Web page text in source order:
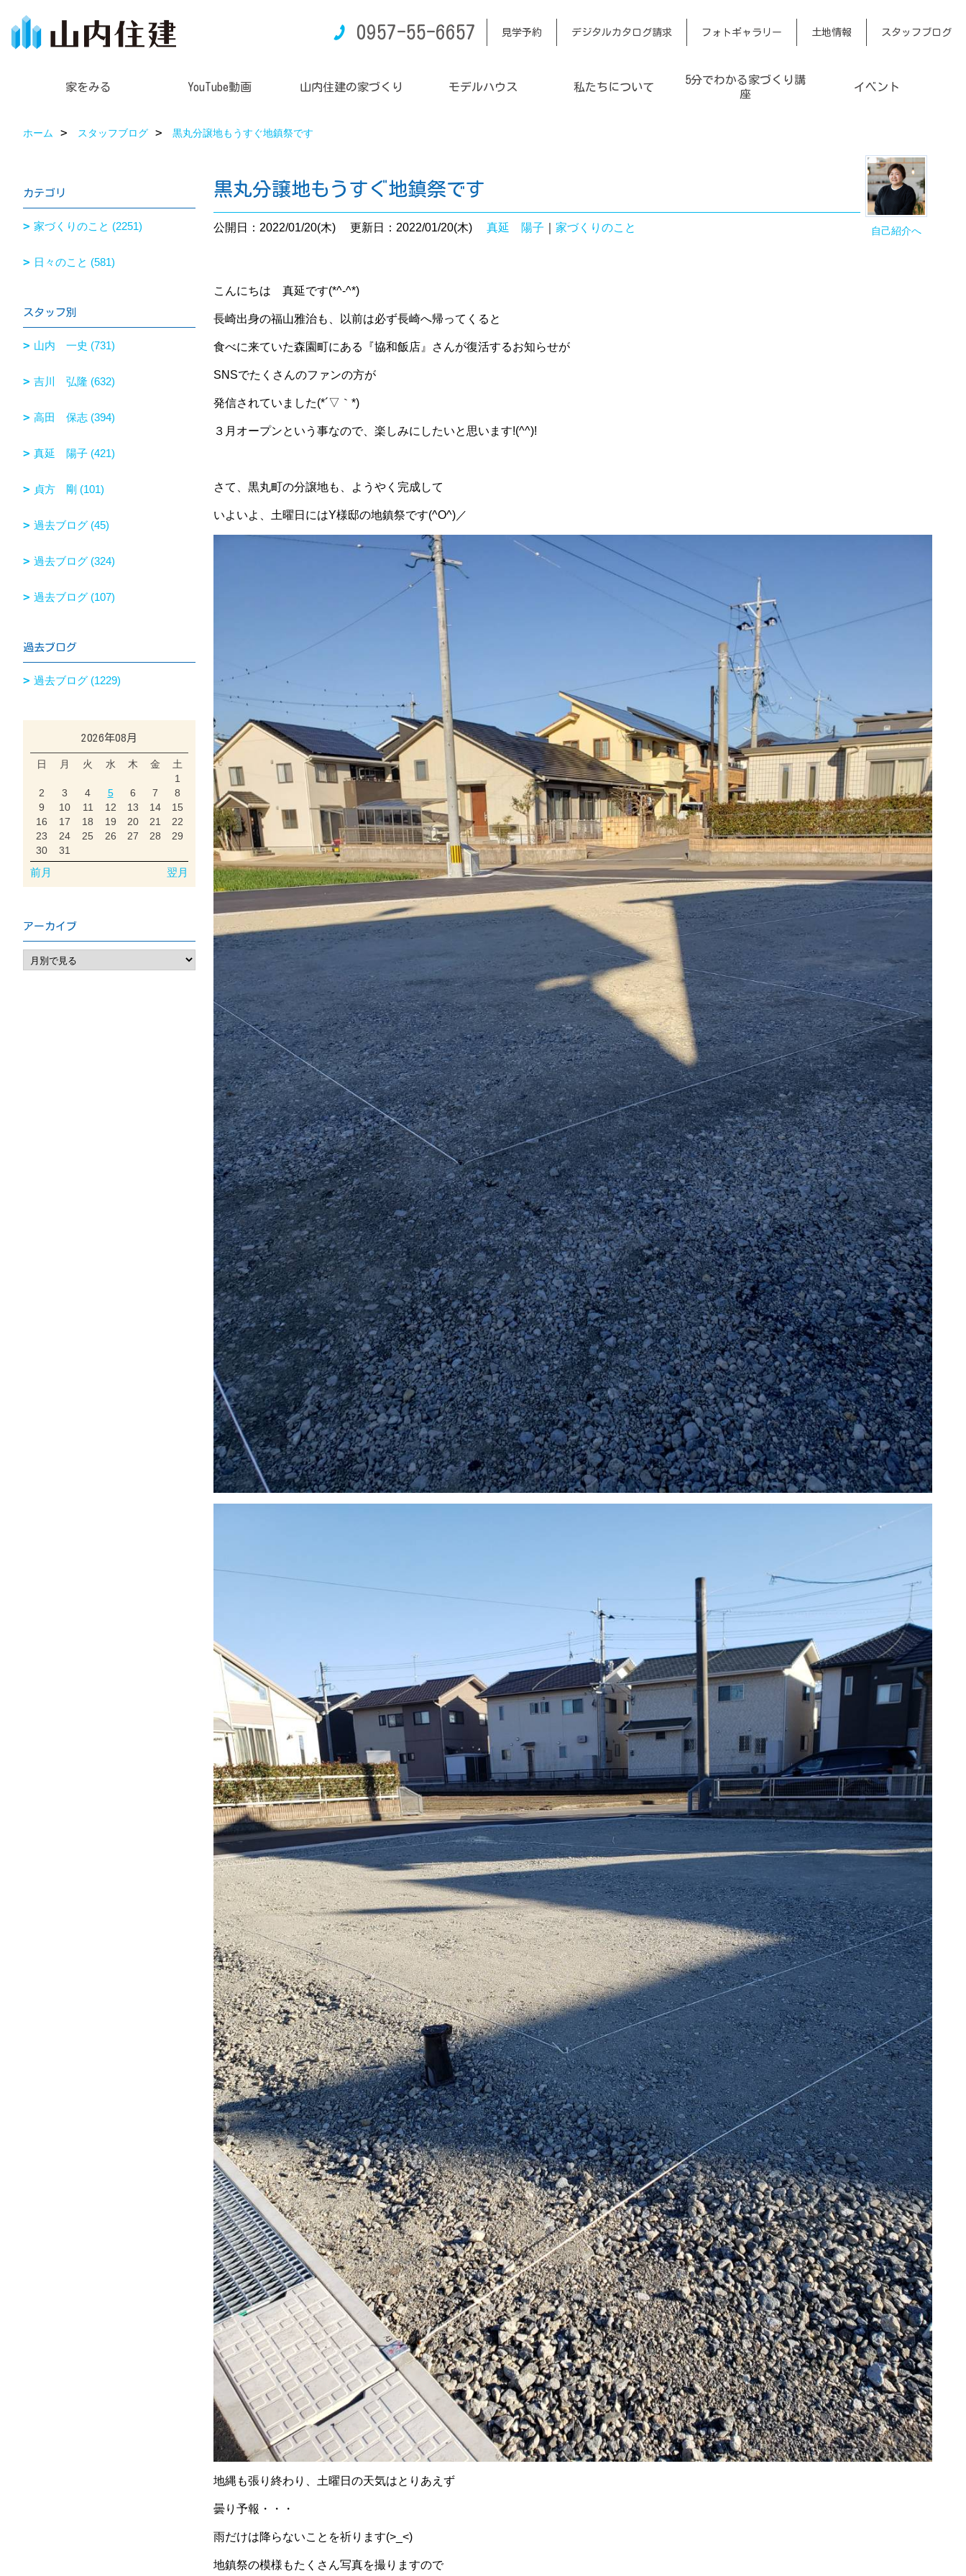
0957-55-6657 見学予約 デジタルカタログ請求 フォトギャラリー 土地情報 スタッフブログ
家をみる YouTube動画 山内住建の家づくり モデルハウス 私たちについて
5分でわかる家づくり講
座
イベント
ホーム スタッフブログ 黒丸分譲地もうすぐ地鎮祭です
自己紹介へ
黒丸分譲地もうすぐ地鎮祭です
公開日：2022/01/20(木) 更新日：2022/01/20(木) 真延 陽子 家づくりのこと
こんにちは 真延です(*^-^*)
長崎出身の福山雅治も、以前は必ず長崎へ帰ってくると
食べに来ていた森園町にある『協和飯店』さんが復活するお知らせが
SNSでたくさんのファンの方が
発信されていました(*´▽｀*)
３月オープンという事なので、楽しみにしたいと思います!(^^)!
さて、黒丸町の分譲地も、ようやく完成して
いよいよ、土曜日にはY様邸の地鎮祭です(^O^)／
地縄も張り終わり、土曜日の天気はとりあえず
曇り予報・・・
雨だけは降らないことを祈ります(>_<)
地鎮祭の模様もたくさん写真を撮りますので
カテゴリ
家づくりのこと (2251)
日々のこと (581)
スタッフ別
山内 一史 (731)
吉川 弘隆 (632)
高田 保志 (394)
真延 陽子 (421)
貞方 剛 (101)
過去ブログ (45)
過去ブログ (324)
過去ブログ (107)
過去ブログ
過去ブログ (1229)
2026年08月
日 月 火 水 木 金
土
1
2
3 4 5 6 7
8
9
10 11 12 13 14
15
16
17 18 19 20 21
22
23
24 25 26 27 28
29
30
31
前月 翌月
アーカイブ